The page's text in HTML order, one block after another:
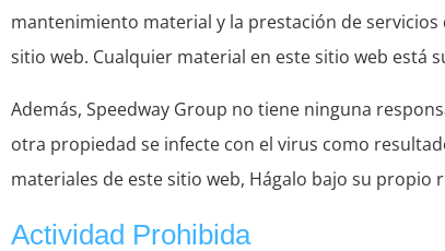
mantenimiento material y la prestación de
sitio web. Cualquier material en este sitio web está
Además, Speedway Group no tiene ninguna
otra propiedad se infecte con el virus como
materiales de este sitio web, Hágalo bajo su propio
Actividad Prohibida